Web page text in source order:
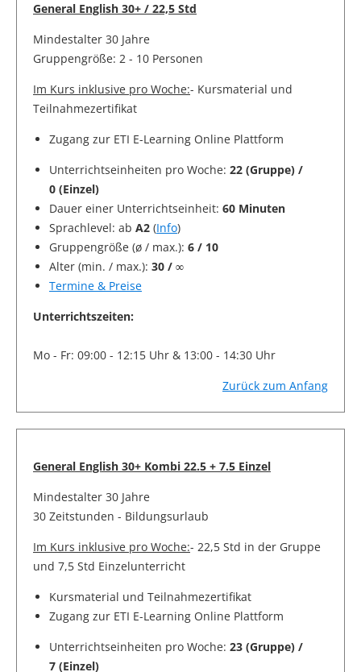
General English 30+ / 22,5 Std
Mindestalter 30 Jahre
Gruppengröße: 2 - 10 Personen
Im Kurs inklusive pro Woche:- Kursmaterial und
Teilnahmezertifikat
Zugang zur ETI E-Learning Online Plattform
Unterrichtseinheiten pro Woche: 22 (Gruppe) /
0 (Einzel)
Dauer einer Unterrichtseinheit: 60 Minuten
Sprachlevel: ab A2 (Info)
Gruppengröße (ø / max.): 6 / 10
Alter (min. / max.): 30 / ∞
Termine & Preise
Unterrichtszeiten:
Mo - Fr: 09:00 - 12:15 Uhr & 13:00 - 14:30 Uhr
Zurück zum Anfang
General English 30+ Kombi 22.5 + 7.5 Einzel
Mindestalter 30 Jahre
30 Zeitstunden - Bildungsurlaub
Im Kurs inklusive pro Woche:- 22,5 Std in der Gruppe
und 7,5 Std Einzelunterricht
Kursmaterial und Teilnahmezertifikat
Zugang zur ETI E-Learning Online Plattform
Unterrichtseinheiten pro Woche: 23 (Gruppe) /
7 (Einzel)